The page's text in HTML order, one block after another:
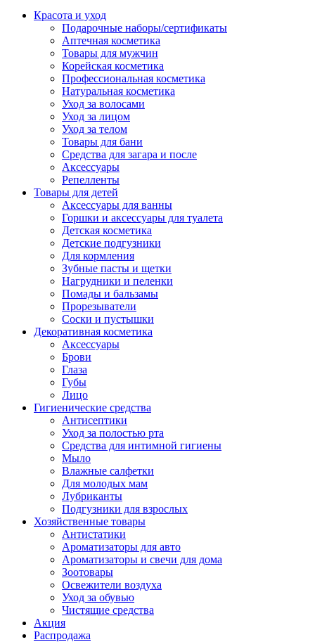
Красота и уход
Подарочные наборы/сертификаты
Аптечная косметика
Товары для мужчин
Корейская косметика
Профессиональная косметика
Натуральная косметика
Уход за волосами
Уход за лицом
Уход за телом
Товары для бани
Средства для загара и после
Аксессуары
Репелленты
Товары для детей
Аксессуары для ванны
Горшки и аксессуары для туалета
Детская косметика
Детские подгузники
Для кормления
Зубные пасты и щетки
Нагрудники и пеленки
Помады и бальзамы
Прорезыватели
Соски и пустышки
Декоративная косметика
Аксессуары
Брови
Глаза
Губы
Лицо
Гигиенические средства
Антисептики
Уход за полостью рта
Средства для интимной гигиены
Мыло
Влажные салфетки
Для молодых мам
Лубриканты
Подгузники для взрослых
Хозяйственные товары
Антистатики
Ароматизаторы для авто
Ароматизаторы и свечи для дома
Зоотовары
Освежители воздуха
Уход за обувью
Чистящие средства
Акция
Распродажа